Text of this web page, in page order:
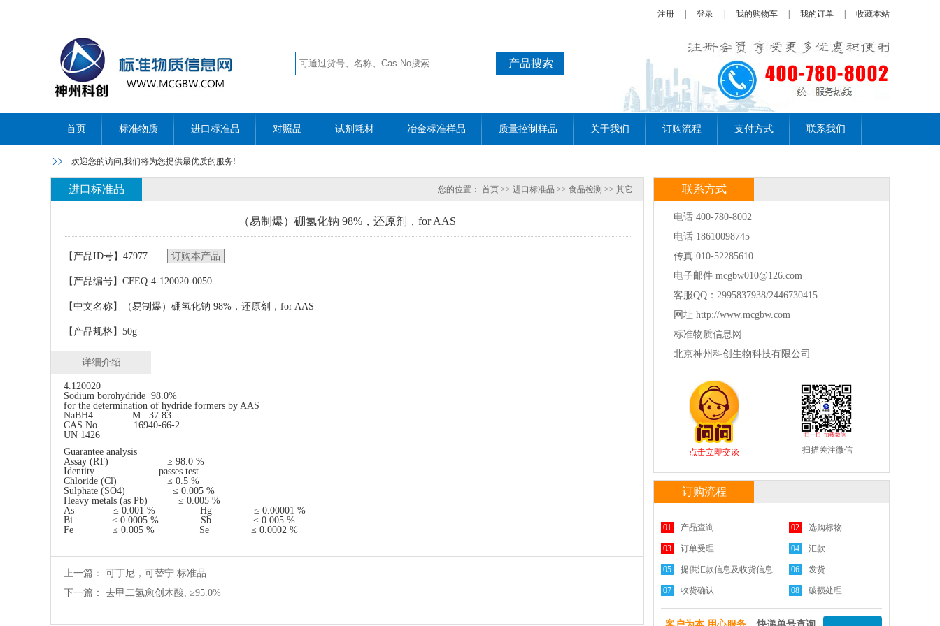
注册 登录 我的购物车 我的订单 收藏本站
首页 标准物质 进口标准品 对照品 试剂耗材 冶金标准样品 质量控制样品 关于我们 订购流程 支付方式 联系我们
欢迎您的访问,我们将为您提供最优质的服务!
进口标准品 您的位置： 首页 >> 进口标准品 >> 食品检测 >> 其它
（易制爆）硼氢化钠 98%，还原剂，for AAS
【产品ID号】47977 订购本产品
【产品编号】CFEQ-4-120020-0050
【中文名称】（易制爆）硼氢化钠 98%，还原剂，for AAS
【产品规格】50g
详细介绍
4.120020
Sodium borohydride 98.0%
for the determination of hydride formers by AAS
NaBH4 M.=37.83
CAS No. 16940-66-2
UN 1426
Guarantee analysis
Assay (RT) ≥ 98.0 %
Identity passes test
Chloride (Cl) ≤ 0.5 %
Sulphate (SO4) ≤ 0.005 %
Heavy metals (as Pb) ≤ 0.005 %
As ≤ 0.001 % Hg ≤ 0.00001 %
Bi ≤ 0.0005 % Sb ≤ 0.005 %
Fe ≤ 0.005 % Se ≤ 0.0002 %
上一篇： 可丁尼，可替宁 标准品
下一篇： 去甲二氢愈创木酸, ≥95.0%
联系方式
电话 400-780-8002
电话 18610098745
传真 010-52285610
电子邮件 mcgbw010@126.com
客服QQ：2995837938/2446730415
网址 http://www.mcgbw.com
标准物质信息网
北京神州科创生物科技有限公司
点击立即交谈 扫描关注微信
订购流程
01 产品查询 02 选购标物
03 订单受理 04 汇款
05 提供汇款信息及收货信息 06 发货
07 收货确认 08 破损处理